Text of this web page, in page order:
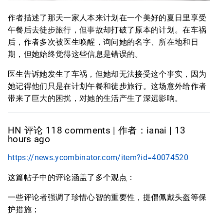
作者描述了那天一家人本来计划在一个美好的夏日里享受
午餐后去徒步旅行，但事故却打破了原本的计划。在车祸
后，作者多次被医生唤醒，询问她的名字、所在地和日
期，但她始终觉得这些信息是错误的。
医生告诉她发生了车祸，但她却无法接受这个事实，因为
她记得他们只是在计划午餐和徒步旅行。这场意外给作者
带来了巨大的困扰，对她的生活产生了深远影响。
HN 评论 118 comments | 作者：ianai | 13
hours ago
https://news.ycombinator.com/item?id=40074520
这篇帖子中的评论涵盖了多个观点：
一些评论者强调了珍惜心智的重要性，提倡佩戴头盔等保
护措施；